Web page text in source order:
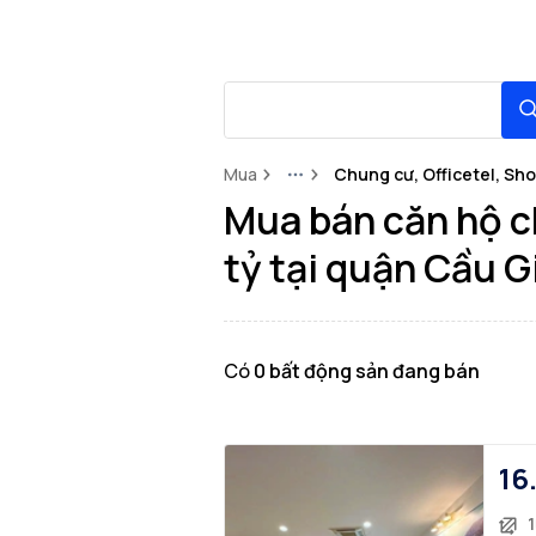
Mua MoreChung cư, Officetel,
Mua bán căn hộ
tỷ tại quận Cầu
Có0 bất động sảnđang bán